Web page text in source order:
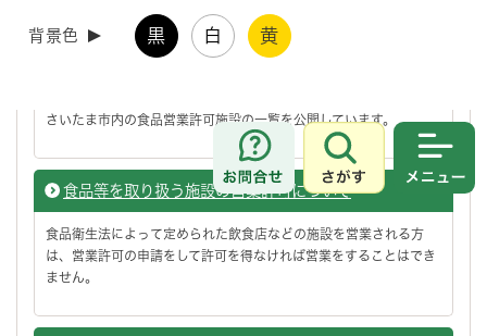
背景色 黒 白 黄
お問合せ
さがす
さいたま市内の食品営業許可施設の一覧を公開しています。
食品等を取り扱う施設の営業許可について
食品衛生法によって定められた飲食店などの施設を営業される方
は、営業許可の申請をして許可を得なければ営業をすることはでき
ません。